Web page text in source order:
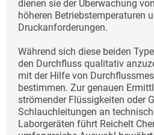
dienen sie der Überwachung
höheren Betriebstemperaturen
Druckanforderungen.
Während sich diese beiden
den Durchfluss qualitativ
mit der Hilfe von
bestimmen. Zur genauen
strömender Flüssigkeiten oder
Schlauchleitungen an
Laborgeräten führt Reichelt